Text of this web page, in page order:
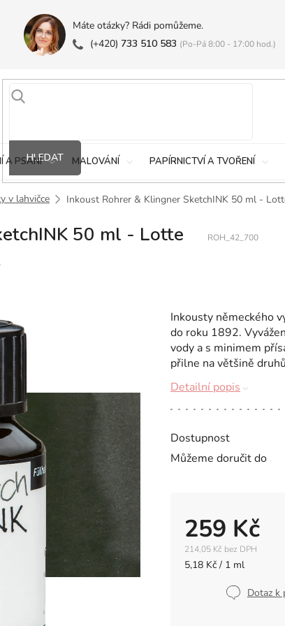
Máte otázky? Rádi pomůžeme.
(+420) 733 510 583 (Po-Pá 8:00 - 17:00 hod.)
HLEDAT
A PSANÍ MALOVÁNÍ PAPÍRNICTVÍ A TVOŘENÍ
v lahvičce Inkoust Rohrer & Klingner SketchINK 50 ml -
50 ml - Lotte ROH_42_700
Dostupnost
Můžeme doručit do
259 Kč
214,05 Kč bez DPH
Měrná
5,18 Kč / 1 ml
Dotaz k
Inkousty německého
do roku 1892.
vody a s minimem
přilne na většině
Detailní popis